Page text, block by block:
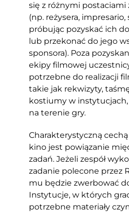
się z różnymi postaciami
(np. reżysera, impresario,
próbując pozyskać ich
lub przekonać do jego
sponsora). Poza
ekipy filmowej
potrzebne do realizacji
takie jak rekwizyty,
kostiumy w
na terenie gry.
Charakterystyczną
kino jest powiązanie
zadań. Jeżeli zespół
zadanie polecone przez
mu będzie zwerbować
Instytucje, w których
potrzebne materiały